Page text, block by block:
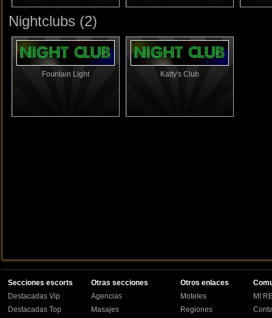
Nightclubs (2)
Fountain Light Katty's Club
Secciones escorts
Destacadas Vip
Destacadas Top
Otras secciones
Agencias
Masajes
Otros enlaces
Moteles
Regiones
MI